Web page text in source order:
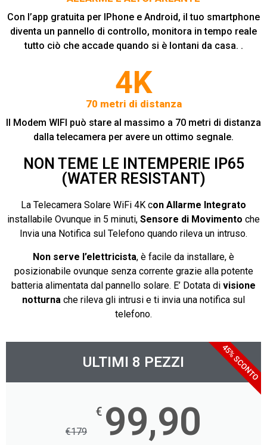
Con l’app gratuita per IPhone e Android, il tuo smartphone
diventa un pannello di controllo, monitora in tempo reale
tutto ciò che accade quando si è lontani da casa. .
4K
70 metri di distanza
Il Modem WIFI può stare al massimo a 70 metri di distanza
dalla telecamera per avere un ottimo segnale.
NON TEME LE INTEMPERIE IP65
(WATER RESISTANT)
La Telecamera Solare WiFi 4K con Allarme Integrato
installabile Ovunque in 5 minuti, Sensore di Movimento che
Invia una Notifica sul Telefono quando rileva un intruso.
Non serve l’elettricista, è facile da installare, è
posizionabile ovunque senza corrente grazie alla potente
batteria alimentata dal pannello solare. E’ Dotata di visione
notturna che rileva gli intrusi e ti invia una notifica sul
telefono.
ULTIMI 8 PEZZI
€179
€ 99,90
45% SCONTO